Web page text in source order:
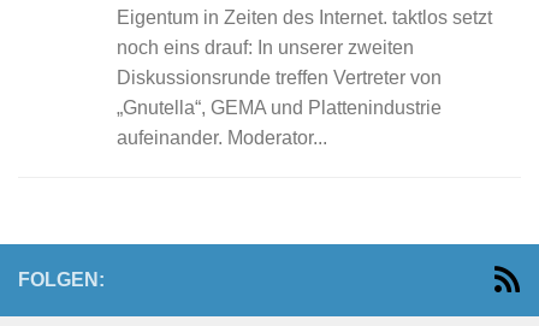
Eigentum in Zeiten des Internet. taktlos setzt
noch eins drauf: In unserer zweiten
Diskussionsrunde treffen Vertreter von
„Gnutella“, GEMA und Plattenindustrie
aufeinander. Moderator...
FOLGEN: